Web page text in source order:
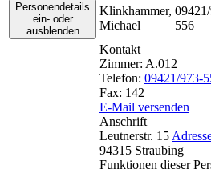
Personendetails
ein- oder
ausblenden
Klinkhammer,
Michael
556
Kontakt
Zimmer: A.012
Telefon: 09421/973-
Fax: 142
E-Mail versenden
Anschrift
Leutnerstr. 15
94315 Straubing
Funktionen dieser